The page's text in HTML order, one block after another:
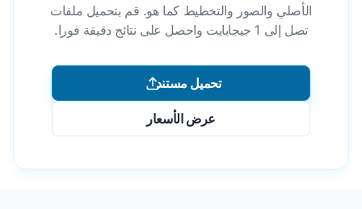
الأصلي والصور والتخطيط كما هو. قم بتحميل ملفات
تصل إلى 1 جيجابايت واحصل على نتائج دقيقة فورا.
تحميل مستند
عرض الأسعار